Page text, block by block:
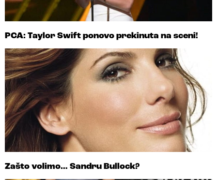
PCA: Taylor Swift ponovo prekinuta na sceni!
Zašto volimo… Sandru Bullock?